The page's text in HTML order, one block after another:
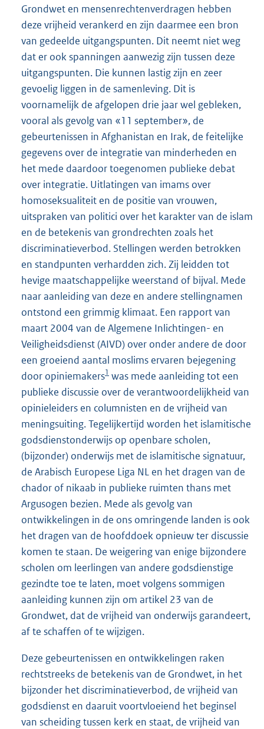
Grondwet en mensenrechtenverdragen hebben
deze vrijheid verankerd en zijn daarmee een bron
van gedeelde uitgangspunten. Dit neemt niet weg
dat er ook spanningen aanwezig zijn tussen deze
uitgangspunten. Die kunnen lastig zijn en zeer
gevoelig liggen in de samenleving. Dit is
voornamelijk de afgelopen drie jaar wel gebleken,
vooral als gevolg van «11 september», de
gebeurtenissen in Afghanistan en Irak, de feitelijke
gegevens over de integratie van minderheden en
het mede daardoor toegenomen publieke debat
over integratie. Uitlatingen van imams over
homoseksualiteit en de positie van vrouwen,
uitspraken van politici over het karakter van de islam
en de betekenis van grondrechten zoals het
discriminatieverbod. Stellingen werden betrokken
en standpunten verhardden zich. Zij leidden tot
hevige maatschappelijke weerstand of bijval. Mede
naar aanleiding van deze en andere stellingnamen
ontstond een grimmig klimaat. Een rapport van
maart 2004 van de Algemene Inlichtingen- en
Veiligheidsdienst (AIVD) over onder andere de door
een groeiend aantal moslims ervaren bejegening
door opiniemakers1 was mede aanleiding tot een
publieke discussie over de verantwoordelijkheid van
opinieleiders en columnisten en de vrijheid van
meningsuiting. Tegelijkertijd worden het islamitische
godsdienstonderwijs op openbare scholen,
(bijzonder) onderwijs met de islamitische signatuur,
de Arabisch Europese Liga NL en het dragen van de
chador of nikaab in publieke ruimten thans met
Argusogen bezien. Mede als gevolg van
ontwikkelingen in de ons omringende landen is ook
het dragen van de hoofddoek opnieuw ter discussie
komen te staan. De weigering van enige bijzondere
scholen om leerlingen van andere godsdienstige
gezindte toe te laten, moet volgens sommigen
aanleiding kunnen zijn om artikel 23 van de
Grondwet, dat de vrijheid van onderwijs garandeert,
af te schaffen of te wijzigen.
Deze gebeurtenissen en ontwikkelingen raken
rechtstreeks de betekenis van de Grondwet, in het
bijzonder het discriminatieverbod, de vrijheid van
godsdienst en daaruit voortvloeiend het beginsel
van scheiding tussen kerk en staat, de vrijheid van